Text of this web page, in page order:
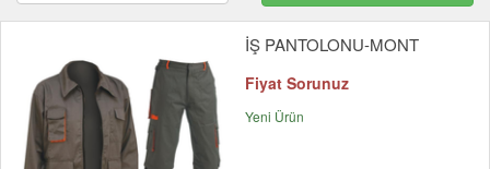
İŞ PANTOLONU-MONT
Fiyat Sorunuz
Yeni Ürün